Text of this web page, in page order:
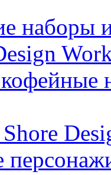
наборы